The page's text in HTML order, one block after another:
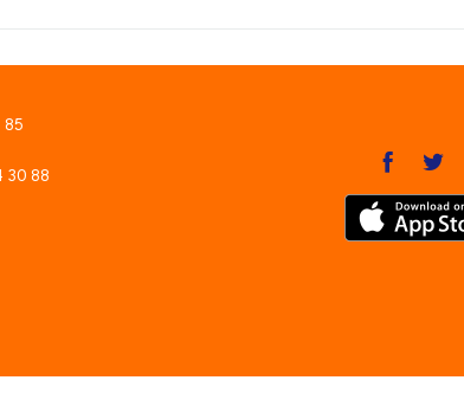
85
30 88